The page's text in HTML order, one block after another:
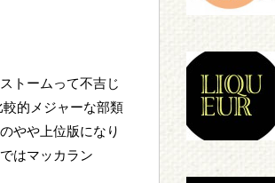
トームって不吉じ
的メジャーな部類
やや上位版になり
はマッカラン